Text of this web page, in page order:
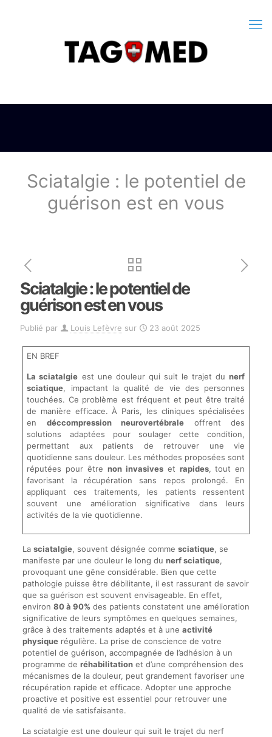
Sciatalgie : le potentiel de
guérison est en vous
Sciatalgie : le potentiel de
guérison est en vous
Publié par Louis Lefèvre sur 23 août 2025
EN BREF
La sciatalgie est une douleur qui suit le trajet dunerf
sciatique, impactant la qualité de vie des personnes
touchées. Ce problème est fréquent et peut être traité
de manière efficace. À Paris, les cliniques spécialisées
en déccompression neurovertébrale offrent des
solutions adaptées pour soulager cette condition,
permettant aux patients de retrouver une vie
quotidienne sans douleur. Les méthodes proposées sont
réputées pour être non invasiveset rapides, tout en
favorisant la récupération sans repos prolongé. En
appliquant ces traitements, les patients ressentent
souvent une amélioration significative dans leurs
activités de la vie quotidienne.
La sciatalgie, souvent désignée comme sciatique, se
manifeste par une douleur le long du nerf sciatique,
provoquant une gêne considérable. Bien que cette
pathologie puisse être débilitante, il est rassurant de savoir
que sa guérison est souvent envisageable. En effet,
environ 80 à 90% des patients constatent une amélioration
significative de leurs symptômes en quelques semaines,
grâce à des traitements adaptés et à une activité
physiquerégulière. La prise de conscience de votre
potentiel de guérison, accompagnée de l’adhésion à un
programme de réhabilitationet d’une compréhension des
mécanismes de la douleur, peut grandement favoriser une
récupération rapide et efficace. Adopter une approche
proactive et positive est essentiel pour retrouver une
qualité de vie satisfaisante.
La sciatalgie est une douleur qui suit le trajet du nerf